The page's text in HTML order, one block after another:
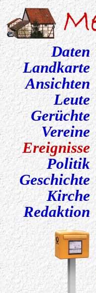
Daten
Landkarte
Ansichten
Leute
Gerüchte
Vereine
Ereignisse
Politik
Geschichte
Kirche
Redaktion